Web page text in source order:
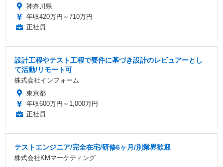
神奈川県
年収420万円～710万円
正社員
設計工程やテスト工程で要件に基づき設計のレビュアーとし
て活動/リモート可
株式会社インフォーム
東京都
年収600万円～1,000万円
正社員
テストエンジニア/完全在宅/研修6ヶ月/別業界歓迎
株式会社KMマーケティング